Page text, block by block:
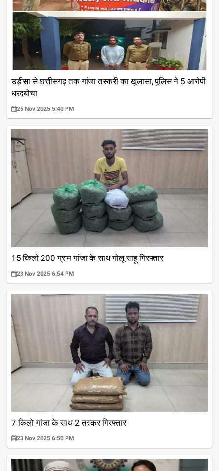
उड़ीसा से छत्तीसगढ़ तक गांजा तस्करी का खुलासा, पुलिस ने 5 आरोपी
धरदबोचा
25 Nov 2025 5:40 PM
15 किलो 200 ग्राम गांजा के साथ गोलू साहू गिरफ्तार
23 Nov 2025 6:54 PM
7 किलो गांजा के साथ 2 तस्कर गिरफ्तार
23 Nov 2025 6:50 PM